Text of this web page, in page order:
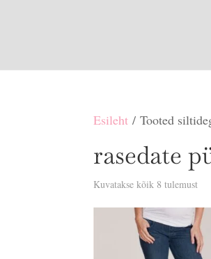
Esileht / Tooted
rasedate
Kuvatakse kõik 8 tulemust
järgi